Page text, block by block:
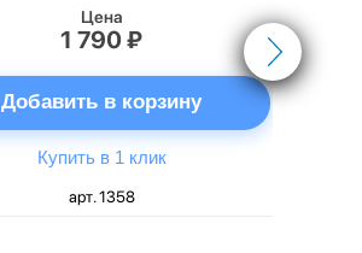
Цена
1 790 ₽
Добавить в корзину
Купить в 1 клик
арт. 1358